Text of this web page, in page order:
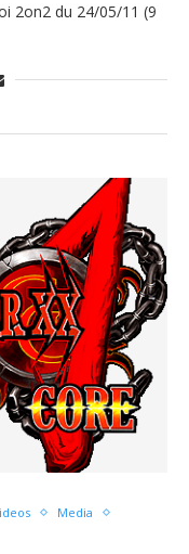
2on2 du 24/05/11 (9
Media